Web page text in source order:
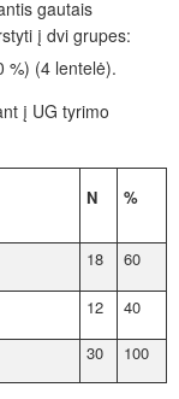
gautais
į dvi grupes:
%) (4 lentelė).
į UG tyrimo
N %
18 60
12
40
30 100